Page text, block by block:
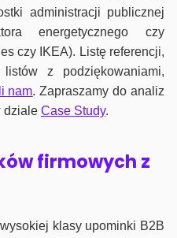
administracji publicznej
energetycznego czy
czy IKEA). Listę referencji,
z podziękowaniami,
nam. Zapraszamy do analiz
dziale Case Study.
firmowych z
klasy upominki B2B